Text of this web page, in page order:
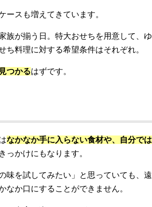
ースも増えてきています。
族が揃う日。特大おせちを用意して、ゆ
料理に対する希望条件はそれぞれ。
つかるはずです。
なかなか手に入らない食材や、自分では
っかけにもなります。
味を試してみたい」と思っていても、遠
か口にすることができません。